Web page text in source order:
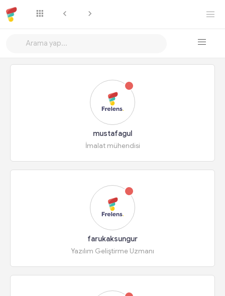
mustafagul
İmalat mühendisi
farukaksungur
Yazılım Geliştirme Uzmanı